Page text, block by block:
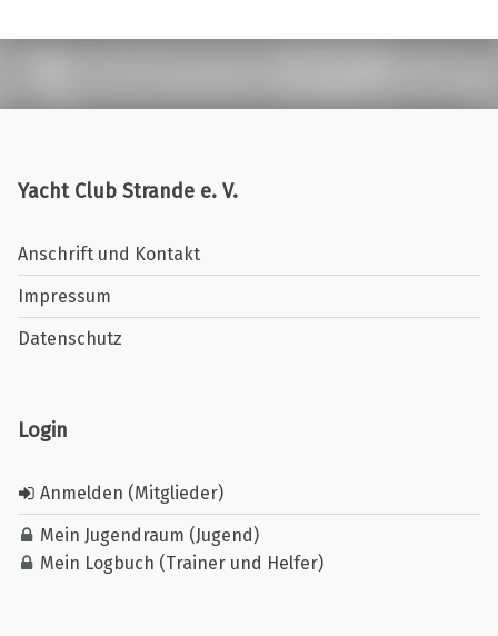
Yacht Club Strande e. V.
Anschrift und Kontakt
Impressum
Datenschutz
Login
Anmelden (Mitglieder)
Mein Jugendraum (Jugend)
Mein Logbuch (Trainer und Helfer)